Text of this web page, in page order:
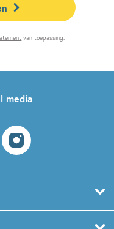
van toepassing.
media